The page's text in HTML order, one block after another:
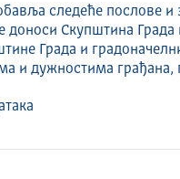
следеће послове
доноси Скупштина
Града и
и дужностима грађана,